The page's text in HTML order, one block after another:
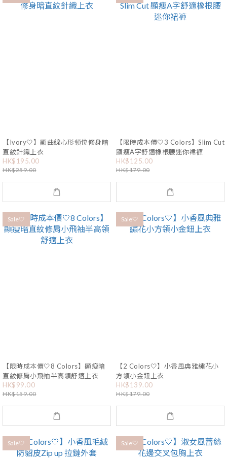
【Ivory🤍】顯曲線心形領位修身暗
直紋針織上衣
HK$195.00
HK$259.00
【限時成本價🤍3 Colors】Slim Cut
顯瘦A字舒適橡根腰迷你裙褲
HK$125.00
HK$179.00
Sale🤍
【限時成本價🤍8 Colors】顯瘦暗
直紋修肩小飛袖半高領舒適上衣
HK$99.00
HK$159.00
Sale🤍
【2 Colors🤍】小香風典雅繡花小
方領小金鈕上衣
HK$139.00
HK$179.00
Sale🤍 Sale🤍